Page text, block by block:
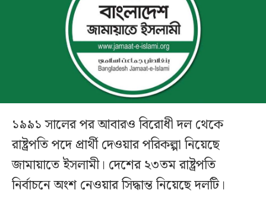
১৯৯১ সালের পর আবারও বিরোধী দল থেকে
রাষ্ট্রপতি পদে প্রার্থী দেওয়ার পরিকল্পা নিয়েছে
জামায়াতে ইসলামী। দেশের ২৩তম রাষ্ট্রপতি
নির্বাচনে অংশ নেওয়ার সিদ্ধান্ত নিয়েছে দলটি।